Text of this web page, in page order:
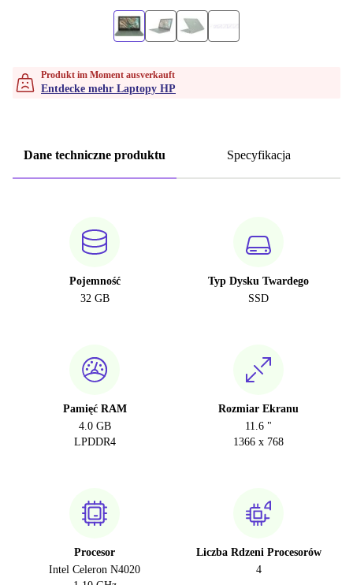
Produkt im Moment ausverkauft
Entdecke mehr Laptopy HP
Dane techniczne produktu Specyfikacja
Pojemność
32 GB
Typ Dysku Twardego
SSD
Pamięć RAM
4.0 GB
LPDDR4
Rozmiar Ekranu
11.6 "
1366 x 768
Procesor
Intel Celeron N4020
Liczba Rdzeni Procesorów
4